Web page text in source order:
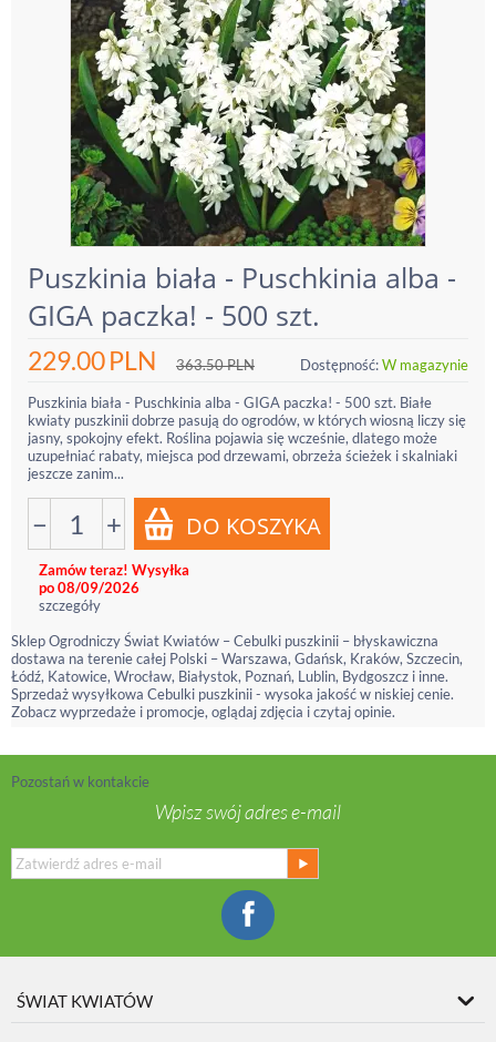
Puszkinia biała - Puschkinia alba -
GIGA paczka! - 500 szt.
229.00PLN 363.50PLN Dostępność:W magazynie
Puszkinia biała - Puschkinia alba - GIGA paczka! - 500 szt. Białe
kwiaty puszkinii dobrze pasują do ogrodów, w których wiosną liczy się
jasny, spokojny efekt. Roślina pojawia się wcześnie, dlatego może
uzupełniać rabaty, miejsca pod drzewami, obrzeża ścieżek i skalniaki
jeszcze zanim...
− +
Zamów teraz! Wysyłka
po 08/09/2026
szczegóły
Sklep Ogrodniczy Świat Kwiatów – Cebulki puszkinii – błyskawiczna
dostawa na terenie całej Polski – Warszawa, Gdańsk, Kraków, Szczecin,
Łódź, Katowice, Wrocław, Białystok, Poznań, Lublin, Bydgoszcz i inne.
Sprzedaż wysyłkowa Cebulki puszkinii - wysoka jakość w niskiej cenie.
Zobacz wyprzedaże i promocje, oglądaj zdjęcia i czytaj opinie.
Pozostań w kontakcie
Wpisz swój adres e-mail
ŚWIAT KWIATÓW